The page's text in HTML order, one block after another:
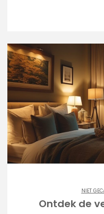
NIET
Ontdek de